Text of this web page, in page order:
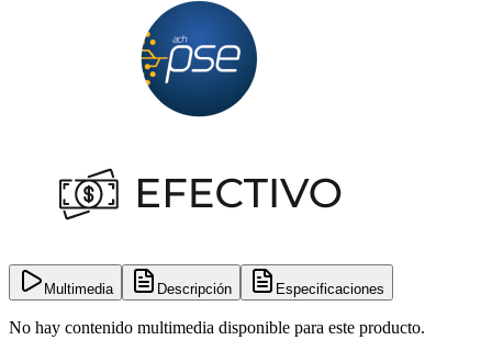
Multimedia Descripción Especificaciones
No hay contenido multimedia disponible para este producto.